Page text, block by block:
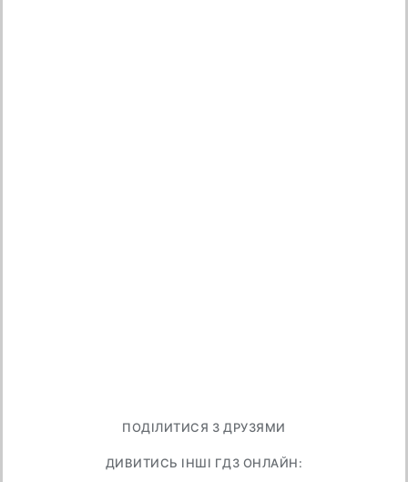
ПОДІЛИТИСЯ З ДРУЗЯМИ
ДИВИТИСЬ ІНШІ ГДЗ ОНЛАЙН: